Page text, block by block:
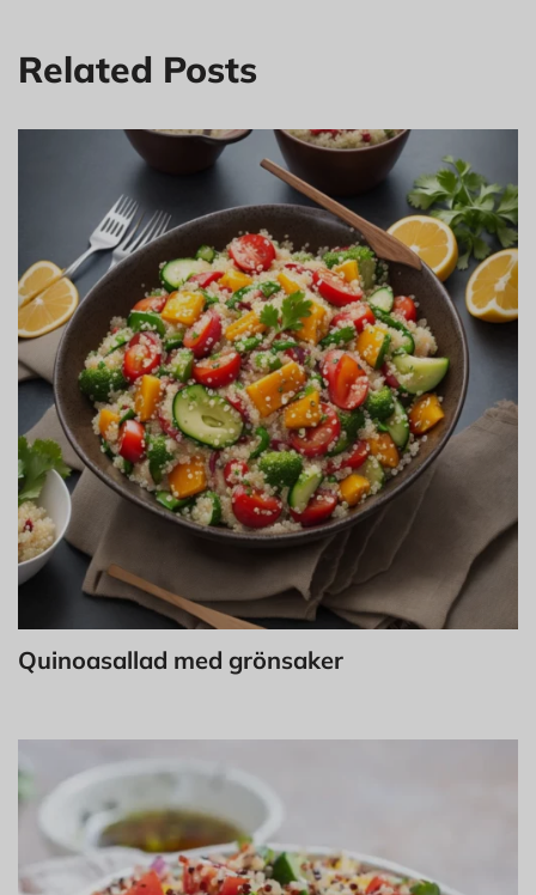
Related Posts
Quinoasallad med grönsaker